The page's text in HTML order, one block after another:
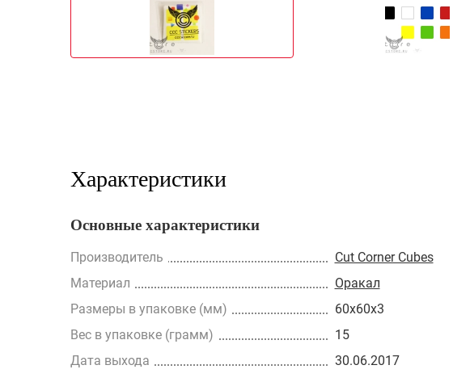
Характеристики
Основные характеристики
Производитель
Cut Corner Cubes
Материал
Оракал
Размеры в упаковке (мм)
60x60x3
Вес в упаковке (грамм)
15
Дата выхода
30.06.2017